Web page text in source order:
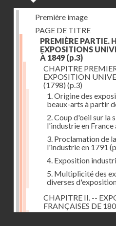
Première image
PAGE DE TITRE
PREMIÈRE PARTIE.
EXPOSITIONS
À 1849 (p.3)
CHAPITRE
EXPOSITION
(1798) (p.3)
1. Origine des
beaux-arts à partir
2. Coup d'oeil sur la
l'industrie en
3. Proclamation de
l'industrie en 1791
4. Exposition
5. Multiplicité des
diverses
CHAPITRE II. --
FRANÇAISES DE